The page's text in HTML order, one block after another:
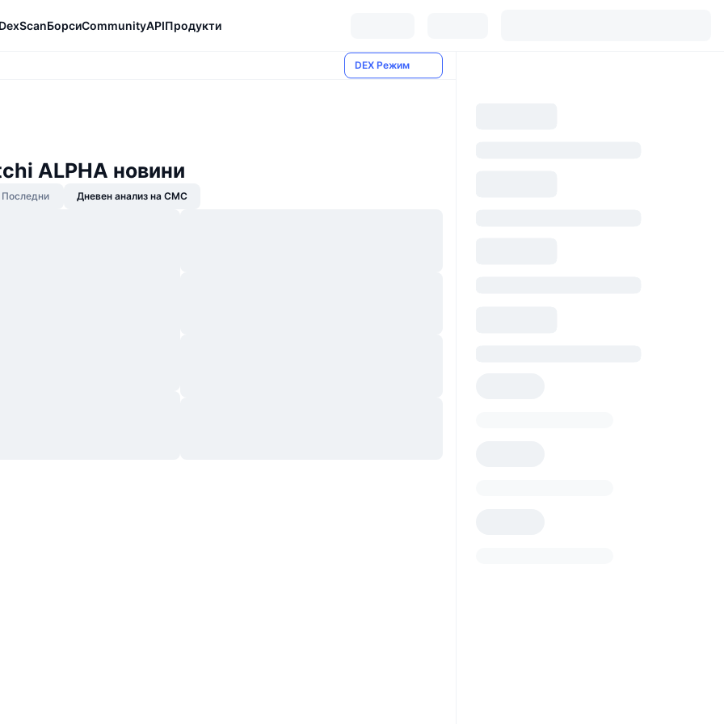
DexScanБорсиCommunityAPIПродукти
DEX Режим
ALPHA новини
Последни Дневен анализ на CMC